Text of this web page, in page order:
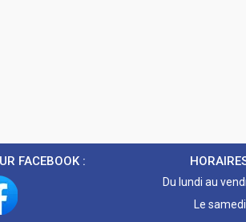
FACEBOOK :
Du lundi au
Le